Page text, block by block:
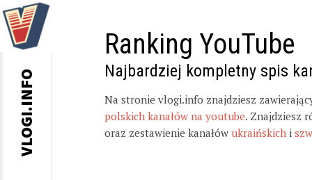
Ranking YouTube
Najbardziej kompletny spis
Na stronie vlogi.info znajdziesz
polskich kanałów na youtube. Znajdziesz
oraz zestawienie kanałów ukraińskich i
VLOGI.INFO